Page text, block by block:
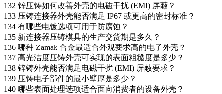
132 锌压铸如何改善外壳的电磁干扰 (EMI) 屏蔽？
133 压铸连接器外壳能否满足 IP67 或更高的密封标准？
134 有哪些电镀选项可用于防腐蚀？
135 新连接器压铸模具的生产交货期是多久？
136 哪种 Zamak 合金最适合外观要求高的电子外壳？
137 高光洁度压铸外壳可实现的表面粗糙度是多少？
138 锌铸外壳能否满足电磁干扰 (EMI) 屏蔽要求？
139 压铸电子部件的最小壁厚是多少？
140 哪些表面处理选项适合面向消费者的设备外壳？